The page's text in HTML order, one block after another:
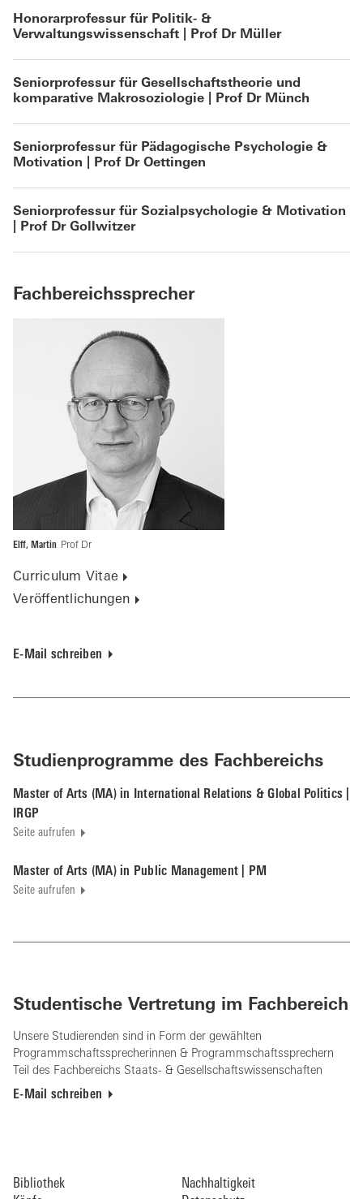
Honorarprofessur für Politik- &
Verwaltungswissenschaft | Prof Dr Müller
Seniorprofessur für Gesellschaftstheorie und
komparative Makrosoziologie | Prof Dr Münch
Seniorprofessur für Pädagogische Psychologie &
Motivation | Prof Dr Oettingen
Seniorprofessur für Sozialpsychologie & Motivation
| Prof Dr Gollwitzer
Fachbereichssprecher
Elff, Martin Prof Dr
Curriculum Vitae
Veröffentlichungen
E-Mail schreiben
Studienprogramme des Fachbereichs
Master of Arts (MA) in International Relations & Global Politics |
IRGP
Seite aufrufen
Master of Arts (MA) in Public Management | PM
Seite aufrufen
Studentische Vertretung im Fachbereich
Unsere Studierenden sind in Form der gewählten
Programmschaftssprecherinnen & Programmschaftssprechern
Teil des Fachbereichs Staats- & Gesellschaftswissenschaften
E-Mail schreiben
Bibliothek
Nachhaltigkeit